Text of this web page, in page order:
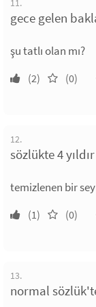
gece gelen
şu tatlı olan mı?
(2) (0)
12.
sözlükte 4
temizlenen bir
(1) (0)
13.
normal